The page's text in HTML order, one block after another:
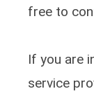
free to
If you are
service